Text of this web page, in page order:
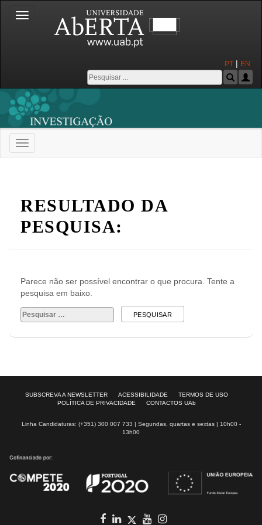
Toggle
navigation
PT | EN
Toggle
navigation
RESULTADO DA
PESQUISA:
Parece não ser possível encontrar o que procura. Tente a
pesquisa em baixo.
Pesquisar
por:
SUBSCREVA A NEWSLETTER ACESSIBILIDADE
TERMOS DE USO
POLÍTICA DE PRIVACIDADE
CONTACTOS UAb
Linha Candidaturas: (+351) 300 007 733 | Segundas, quartas e sextas | 10h00 -
13h00
Twitter